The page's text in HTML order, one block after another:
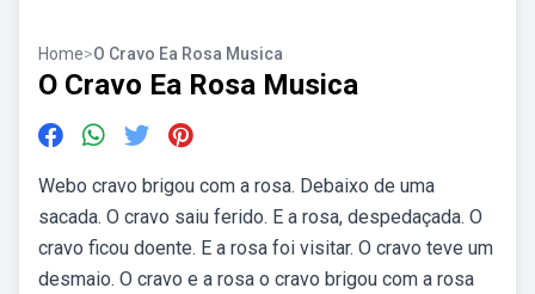
Home>O Cravo Ea Rosa Musica
O Cravo Ea Rosa Musica
Webo cravo brigou com a rosa. Debaixo de uma
sacada. O cravo saiu ferido. E a rosa, despedaçada. O
cravo ficou doente. E a rosa foi visitar. O cravo teve um
desmaio. O cravo e a rosa o cravo brigou com a rosa